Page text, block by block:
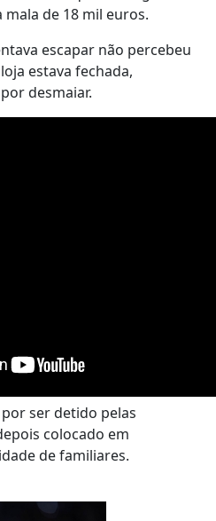
de 18 mil euros.
escapar não percebeu
estava fechada,
desmaiar.
ser detido pelas
colocado em
de familiares.